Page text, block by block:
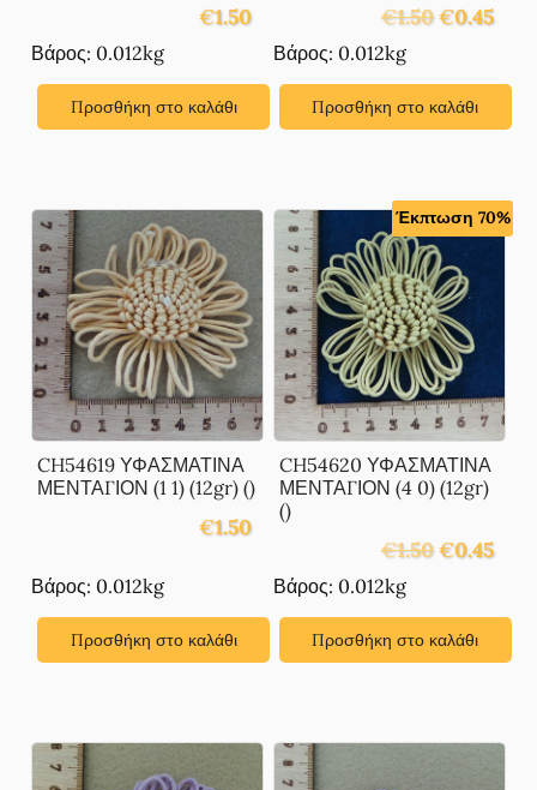
€1.50
Βάρος: 0.012kg
Προσθήκη στο καλάθι
€1.50 Original
€1.50.
€0.45Η
είναι:
Βάρος: 0.012kg
Προσθήκη στο καλάθι
CH54619 ΥΦΑΣΜΑΤΙΝΑ
ΜΕΝΤΑΓΙΟΝ (1 1) (12gr) ()
€1.50
Βάρος: 0.012kg
Προσθήκη στο καλάθι
Έκπτωση 70%
CH54620 ΥΦΑΣΜΑΤΙΝΑ
ΜΕΝΤΑΓΙΟΝ (4 0) (12gr)
()
€1.50 Original
€1.50.
€0.45Η
είναι:
Βάρος: 0.012kg
Προσθήκη στο καλάθι